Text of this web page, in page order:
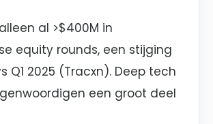
al >$400M in
equity rounds, een stijging
Q1 2025 (Tracxn). Deep tech
een groot deel